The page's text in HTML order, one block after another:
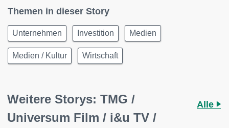
Themen in dieser Story
Unternehmen Investition Medien
Medien / Kultur Wirtschaft
Weitere Storys: TMG /
Universum Film / i&u TV /
Alle